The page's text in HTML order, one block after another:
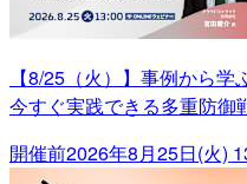
【8/25（火）】事例から
今すぐ実践できる多重防御
開催前2026年8月25日(火)